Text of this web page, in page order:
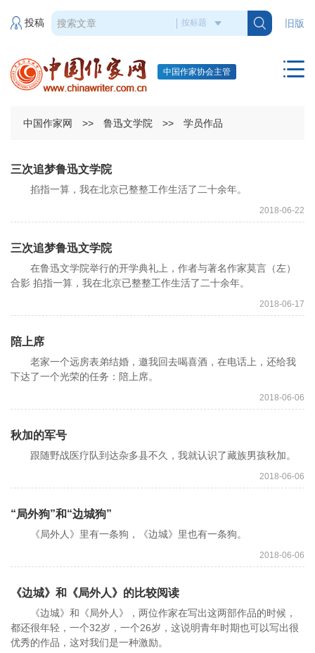
旧版
投稿
中国作家协会主管
中国作家网 >> 鲁迅文学院 >> 学员作品
三次追梦鲁迅文学院
掐指一算，我在北京已整整工作生活了二十余年。
2018-06-22
三次追梦鲁迅文学院
在鲁迅文学院举行的开学典礼上，作者与著名作家莫言（左）
合影 掐指一算，我在北京已整整工作生活了二十余年。
2018-06-17
陪上席
老家一个远房表弟结婚，邀我回去喝喜酒，在电话上，还给我
下达了一个光荣的任务：陪上席。
2018-06-06
秋加的军号
跟随野战医疗队到达杂多县不久，我就认识了藏族男孩秋加。
2018-06-06
“局外狗”和“边城狗”
《局外人》里有一条狗，《边城》里也有一条狗。
2018-06-06
《边城》和《局外人》的比较阅读
《边城》和《局外人》，两位作家在写出这两部作品的时候，
都还很年轻，一个32岁，一个26岁，这说明青年时期也可以写出很
优秀的作品，这对我们是一种激励。